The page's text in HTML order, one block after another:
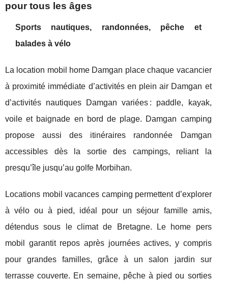
pour tous les âges
Sports nautiques, randonnées, pêche et
balades à vélo
La location mobil home Damgan place chaque vacancier
à proximité immédiate d’activités en plein air Damgan et
d’activités nautiques Damgan variées : paddle, kayak,
voile et baignade en bord de plage. Damgan camping
propose aussi des itinéraires randonnée Damgan
accessibles dès la sortie des campings, reliant la
presqu’île jusqu’au golfe Morbihan.
Locations mobil vacances camping permettent d’explorer
à vélo ou à pied, idéal pour un séjour famille amis,
détendus sous le climat de Bretagne. Le home pers
mobil garantit repos après journées actives, y compris
pour grandes familles, grâce à un salon jardin sur
terrasse couverte. En semaine, pêche à pied ou sorties